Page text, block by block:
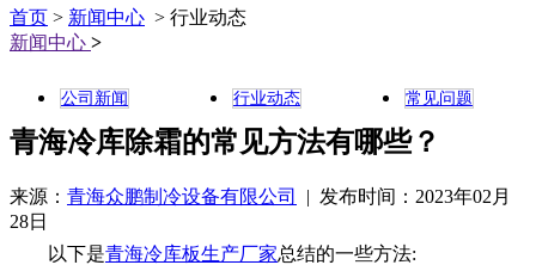
首页 > 新闻中心 > 行业动态
新闻中心 >
公司新闻 行业动态 常见问题
青海冷库除霜的常见方法有哪些？
来源： 青海众鹏制冷设备有限公司
| 发布时间：2023年02月
28日
以下是青海冷库板生产厂家总结的一些方法: